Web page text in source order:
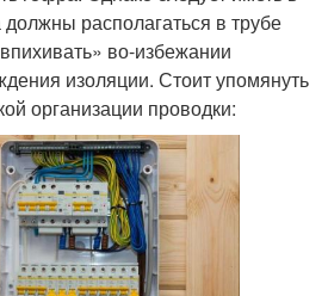
располагаться в трубе
во-избежании
изоляции. Стоит упомянуть
организации проводки: